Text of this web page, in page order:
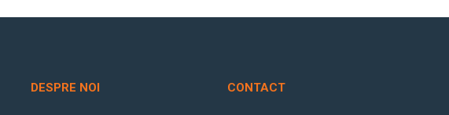
DESPRE NOI CONTACT